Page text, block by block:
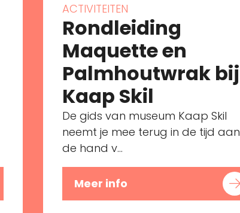
ACTIVITEITEN
Rondleiding
Maquette en
Palmhoutwrak bij
Kaap Skil
De gids van museum Kaap Skil
neemt je mee terug in de tijd aan
de hand v...
Meer info